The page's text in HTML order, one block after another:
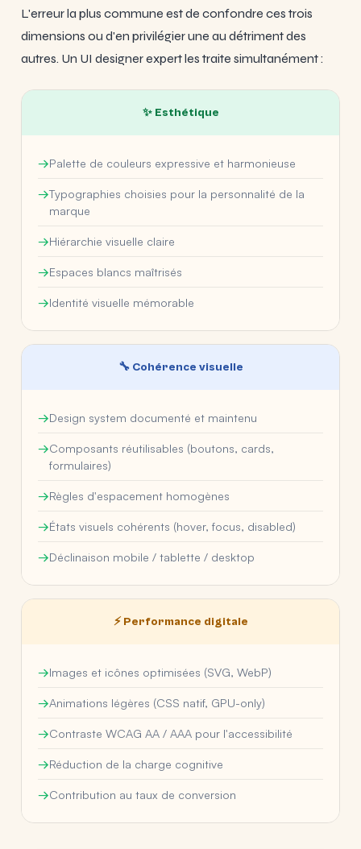
L'erreur la plus commune est de confondre ces trois
dimensions ou d'en privilégier une au détriment des
autres. Un UI designer expert les traite simultanément :
✨ Esthétique
Palette de couleurs expressive et harmonieuse
Typographies choisies pour la personnalité de la
marque
Hiérarchie visuelle claire
Espaces blancs maîtrisés
Identité visuelle mémorable
🔧 Cohérence visuelle
Design system documenté et maintenu
Composants réutilisables (boutons, cards,
formulaires)
Règles d'espacement homogènes
États visuels cohérents (hover, focus, disabled)
Déclinaison mobile / tablette / desktop
⚡ Performance digitale
Images et icônes optimisées (SVG, WebP)
Animations légères (CSS natif, GPU-only)
Contraste WCAG AA / AAA pour l'accessibilité
Réduction de la charge cognitive
Contribution au taux de conversion